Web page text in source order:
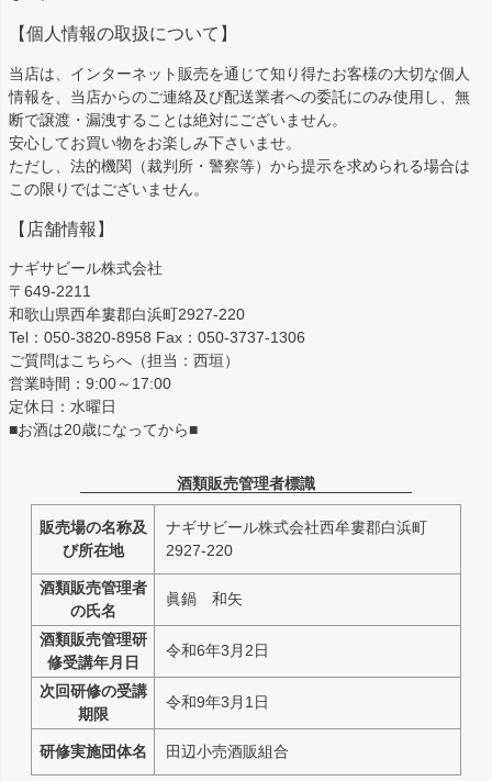
【個人情報の取扱について】
当店は、インターネット販売を通じて知り得たお客様の大切な個人
情報を、当店からのご連絡及び配送業者への委託にのみ使用し、無
断で譲渡・漏洩することは絶対にございません。
安心してお買い物をお楽しみ下さいませ。
ただし、法的機関（裁判所・警察等）から提示を求められる場合は
この限りではございません。
【店舗情報】
ナギサビール株式会社
〒649-2211
和歌山県西牟婁郡白浜町2927-220
Tel：050-3820-8958 Fax：050-3737-1306
ご質問はこちらへ（担当：西垣）
営業時間：9:00～17:00
定休日：水曜日
■お酒は20歳になってから■
酒類販売管理者標識
販売場の名称及
び所在地
ナギサビール株式会社西牟婁郡白浜町
2927-220
酒類販売管理者
の氏名
眞鍋 和矢
酒類販売管理研
修受講年月日
令和6年3月2日
次回研修の受講
期限
令和9年3月1日
研修実施団体名 田辺小売酒販組合